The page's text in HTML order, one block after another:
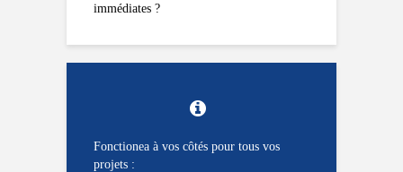
immédiates ?
Fonctionea à vos côtés pour tous vos
projets :